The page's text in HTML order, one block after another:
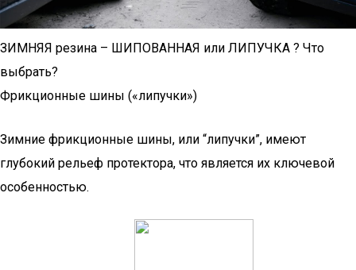
ЗИМНЯЯ резина – ШИПОВАННАЯ или ЛИПУЧКА ? Что
выбрать?
Фрикционные шины («липучки»)
Зимние фрикционные шины, или “липучки”, имеют
глубокий рельеф протектора, что является их ключевой
особенностью.